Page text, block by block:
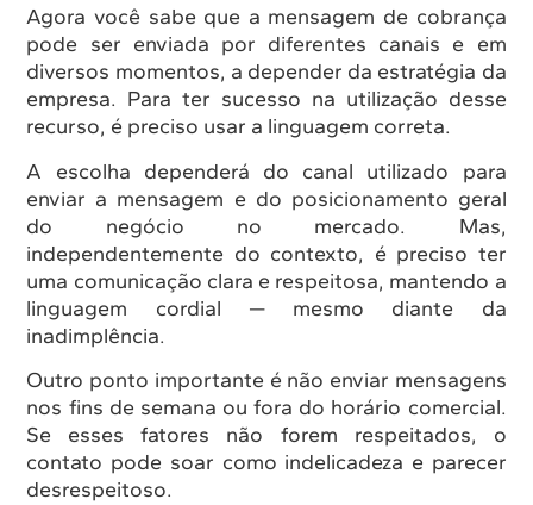
Agora você sabe que a mensagem de cobrança
pode ser enviada por diferentes canais e em
diversos momentos, a depender da estratégia da
empresa. Para ter sucesso na utilização desse
recurso, é preciso usar a linguagem correta.
A escolha dependerá do canal utilizado para
enviar a mensagem e do posicionamento geral
do negócio no mercado. Mas,
independentemente do contexto, é preciso ter
uma comunicação clara e respeitosa, mantendo a
linguagem cordial — mesmo diante da
inadimplência.
Outro ponto importante é não enviar mensagens
nos fins de semana ou fora do horário comercial.
Se esses fatores não forem respeitados, o
contato pode soar como indelicadeza e parecer
desrespeitoso.